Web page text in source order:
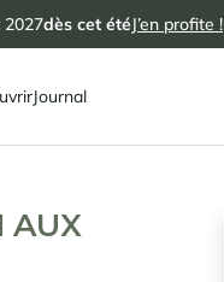
2027dès cet étéJ’en profite !
Journal
AUX